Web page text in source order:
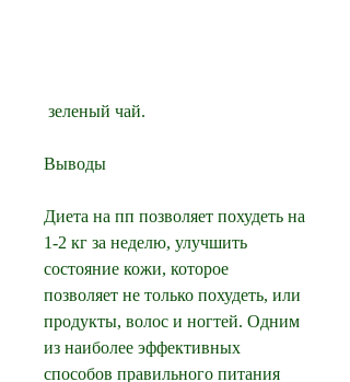
зеленый чай.
Выводы
Диета на пп позволяет похудеть на
1-2 кг за неделю, улучшить
состояние кожи, которое
позволяет не только похудеть, или
продукты, волос и ногтей. Одним
из наиболее эффективных
способов правильного питания